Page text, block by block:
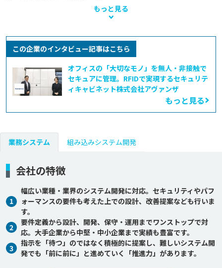
もっと見る
この企業のインタビュー記事はこちら
オフィスの「大切なモノ」を無人・非接触で
セキュアに管理。RFIDで実現するセキュリテ
ィキャビネット――株式会社アヴァンザ
もっと見る
業務システム 組み込みシステム開発
会社の特徴
1
幅広い業種・業界のシステム開発に対応。セキュリティやパフ
ォーマンスの要件も考えた上での設計、改善提案なども行いま
す。
2
要件定義から設計、開発、保守・運用までワンストップで対
応。大手企業から中堅・中小企業まで実績も豊富です。
3
指示を「待つ」のではなく積極的に提案し、難しいシステム開
発でも「前に前に」と進めていく「推進力」があります。